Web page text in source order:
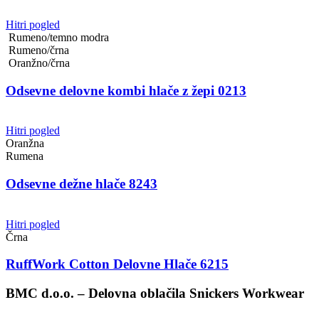
Hitri pogled
Rumeno/temno modra
Rumeno/črna
Oranžno/črna
Odsevne delovne kombi hlače z žepi 0213
Hitri pogled
Oranžna
Rumena
Odsevne dežne hlače 8243
Hitri pogled
Črna
RuffWork Cotton Delovne Hlače 6215
BMC d.o.o. – Delovna oblačila Snickers Workwear